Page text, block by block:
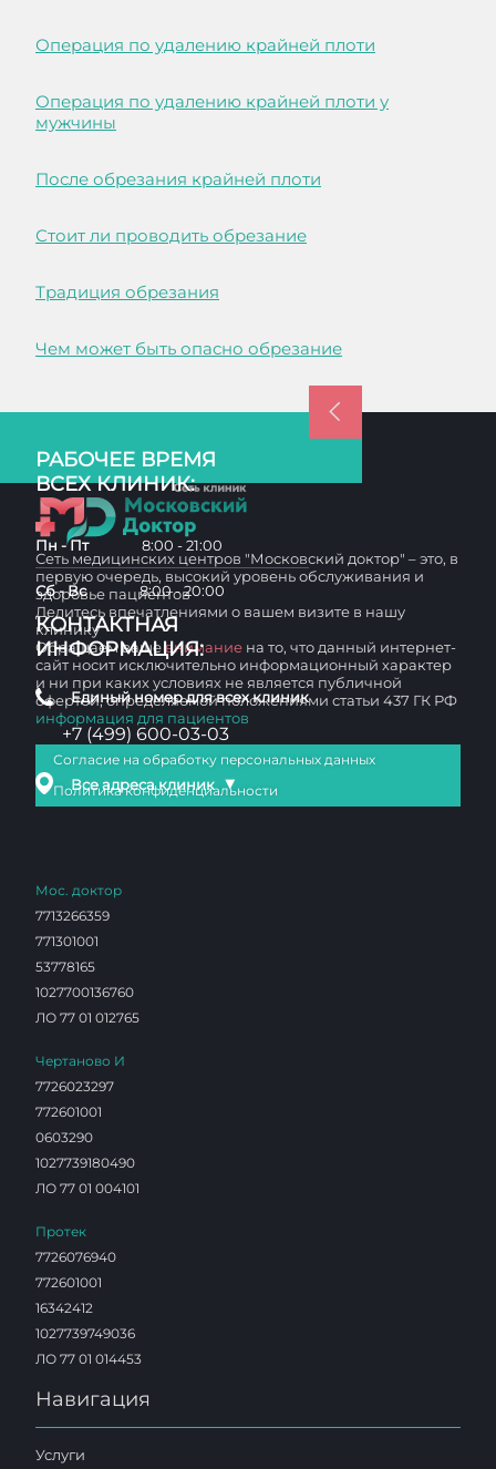
Операция по удалению крайней плоти
Операция по удалению крайней плоти у
мужчины
После обрезания крайней плоти
Стоит ли проводить обрезание
Традиция обрезания
Чем может быть опасно обрезание
РАБОЧЕЕ ВРЕМЯ
ВСЕХ КЛИНИК:
Пн - Пт 8:00 - 21:00
Сб - Вс 8:00 - 20:00
КОНТАКТНАЯ
ИНФОРМАЦИЯ:
Единый номер для всех клиник
+7 (499) 600-03-03
Все адреса клиник ▼
Сеть медицинских центров "Московский доктор" – это, в
первую очередь, высокий уровень обслуживания и
здоровье пациентов
Делитесь впечатлениями о вашем визите в нашу
клинику
Обращаем вашевнимание на то, что данный интернет-
сайт носит исключительно информационный характер
и ни при каких условиях не является публичной
офертой, определяемой положениями статьи 437 ГК РФ
информация для пациентов
Согласие на обработку персональных данных
Политика конфиденциальности
Мос. доктор
7713266359
771301001
53778165
1027700136760
ЛО 77 01 012765
Чертаново И
7726023297
772601001
0603290
1027739180490
ЛО 77 01 004101
Протек
7726076940
772601001
16342412
1027739749036
ЛО 77 01 014453
Навигация
Услуги